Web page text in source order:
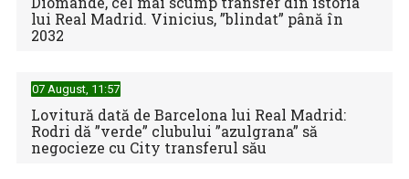
lui Real Madrid. Vinicius, ”blindat” până în
2032
07 August, 11:57
Lovitură dată de Barcelona lui Real Madrid:
Rodri dă ”verde” clubului ”azulgrana” să
negocieze cu City transferul său